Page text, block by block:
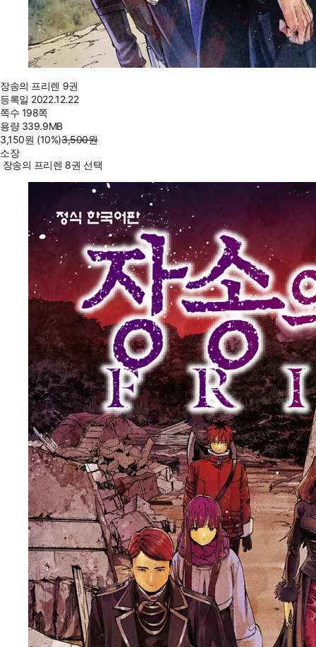
장송의 프리렌 9권
등록일 2022.12.22
쪽수 198쪽
용량 339.9MB
3,150원 (10%)3,500원
소장
장송의 프리렌 8권 선택